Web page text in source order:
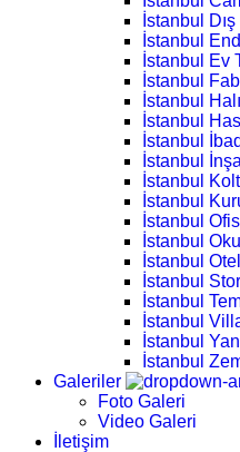
İstanbul
İstanbul
İstanbul Ev
İstanbul
İstanbul
İstanbul
İstanbul
İstanbul
İstanbul
İstanbul
İstanbul
İstanbul
İstanbul
İstanbul
İstanbul
İstanbul
İstanbul
İstanbul
Galeriler
Foto Galeri
Video Galeri
İletişim